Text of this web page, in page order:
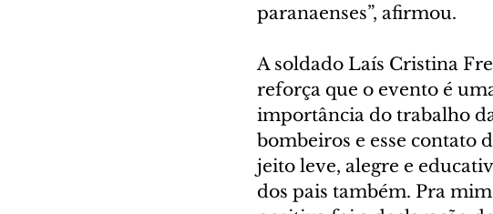
paranaenses”, afirmou.
A soldado Laís Cristina
reforça que o evento é
importância do trabalho
bombeiros e esse contato
jeito leve, alegre e
dos pais também. Pra